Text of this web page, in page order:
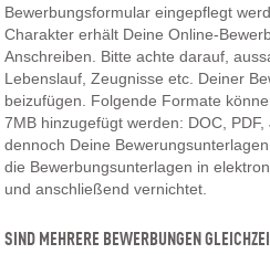
Bewerbungsformular eingepflegt
Charakter erhält Deine Online-
Anschreiben. Bitte achte darauf,
Lebenslauf, Zeugnisse etc. Deiner
beizufügen. Folgende Formate
7MB hinzugefügt werden: DOC,
dennoch Deine
die Bewerbungsunterlagen in
und anschließend vernichtet.
SIND MEHRERE BEWERBUNGEN